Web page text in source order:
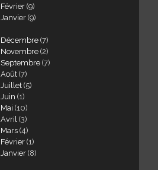
Février (9)
Janvier (9)
Décembre (7)
Novembre (2)
Septembre (7)
Août (7)
Juillet (5)
Juin (1)
Mai (10)
Avril (3)
Mars (4)
Février (1)
Janvier (8)